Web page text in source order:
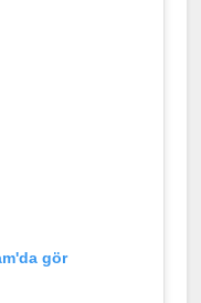
gör